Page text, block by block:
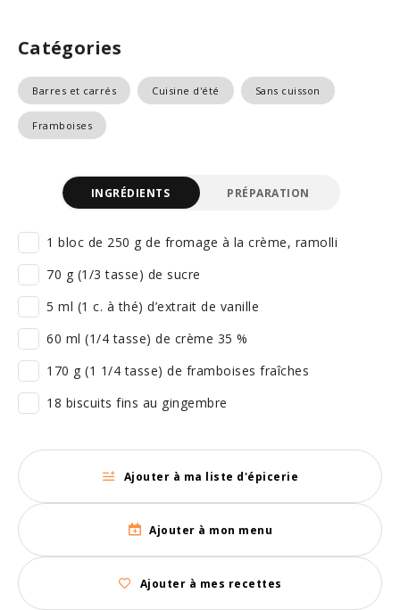
Catégories
Barres et carrés Cuisine d'été Sans cuisson
Framboises
INGRÉDIENTS PRÉPARATION
1 bloc de 250 g de fromage à la crème, ramolli
70 g (1/3 tasse) de sucre
5 ml (1 c. à thé) d’extrait de vanille
60 ml (1/4 tasse) de crème 35 %
170 g (1 1/4 tasse) de framboises fraîches
18 biscuits fins au gingembre
Ajouter à ma liste d'épicerie
Ajouter à mon menu
Ajouter à mes recettes